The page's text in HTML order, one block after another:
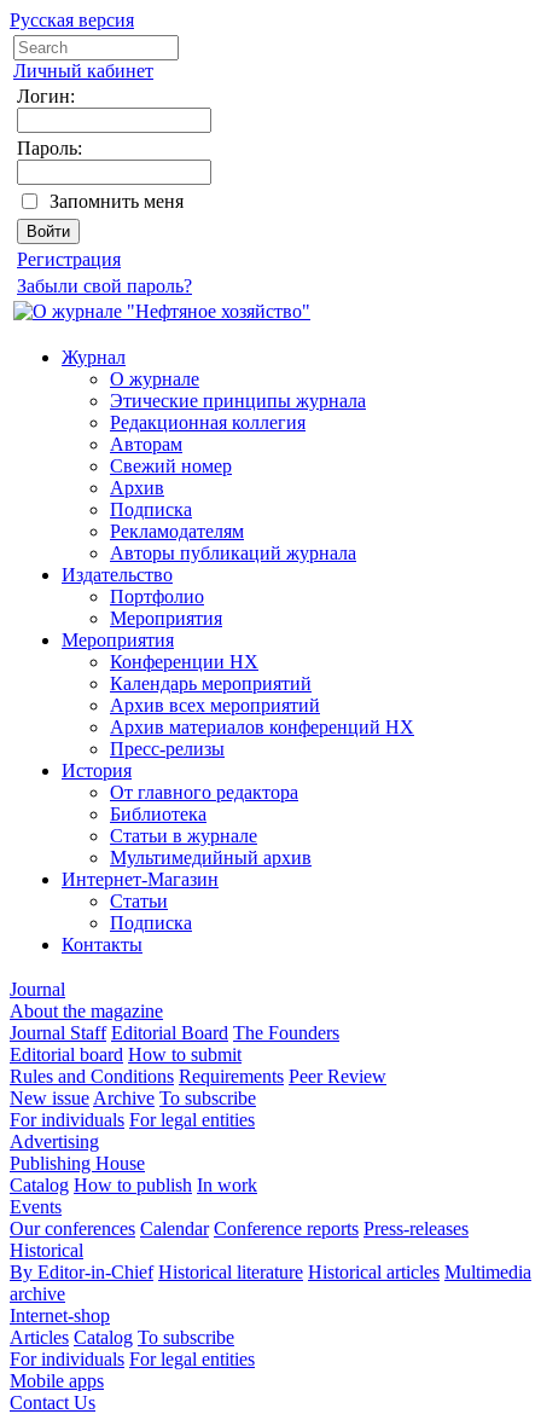
Русская версия
Личный кабинет
Логин:
Пароль:
Запомнить меня
Регистрация
Забыли свой пароль?
Журнал
О журнале
Этические принципы журнала
Редакционная коллегия
Авторам
Свежий номер
Архив
Подписка
Рекламодателям
Авторы публикаций журнала
Издательство
Портфолио
Мероприятия
Мероприятия
Конференции НХ
Календарь мероприятий
Архив всех мероприятий
Архив материалов конференций НХ
Пресс-релизы
История
От главного редактора
Библиотека
Статьи в журнале
Мультимедийный архив
Интернет-Магазин
Статьи
Подписка
Контакты
Journal
About the magazine
Journal Staff Editorial Board The Founders
Editorial board How to submit
Rules and Conditions Requirements Peer Review
New issue Archive To subscribe
For individuals For legal entities
Advertising
Publishing House
Catalog How to publish In work
Events
Our conferences Calendar Conference reports Press-releases
Historical
By Editor-in-Chief Historical literature Historical articles Multimedia
archive
Internet-shop
Articles Catalog To subscribe
For individuals For legal entities
Mobile apps
Contact Us